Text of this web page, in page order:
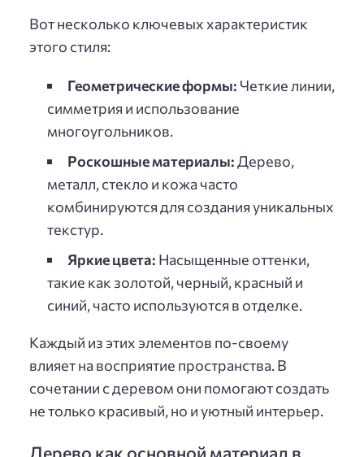
Вот несколько ключевых характеристик
этого стиля:
Геометрические формы: Четкие линии,
симметрия и использование
многоугольников.
Роскошные материалы:Дерево,
металл, стекло и кожа часто
комбинируются для создания уникальных
текстур.
Яркие цвета: Насыщенные оттенки,
такие как золотой, черный, красный и
синий, часто используются в отделке.
Каждый из этих элементов по-своему
влияет на восприятие пространства. В
сочетании с деревом они помогают создать
не только красивый, но и уютный интерьер.
Дерево как основной материал в